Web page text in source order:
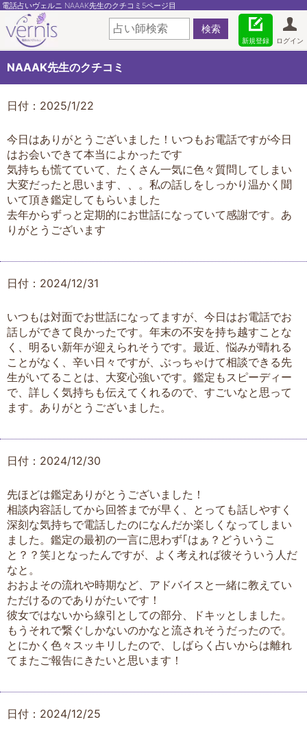
電話占いヴェルニ NAAAK先生のクチコミ5ページ目
ログイン
新規登録
NAAAK先生のクチコミ
日付：2025/1/22
今日はありがとうございました！いつもお電話ですが今日
はお会いできて本当によかったです
気持ちも慌てていて、たくさん一気に色々質問してしまい
大変だったと思います、、。私の話しをしっかり温かく聞
いて頂き鑑定してもらいました
去年からずっと定期的にお世話になっていて感謝です。あ
りがとうございます
日付：2024/12/31
いつもは対面でお世話になってますが、今日はお電話でお
話しができて良かったです。年末の不安を持ち越すことな
く、明るい新年が迎えられそうです。最近、悩みが晴れる
ことがなく、辛い日々ですが、ぶっちゃけて相談できる先
生がいてることは、大変心強いです。鑑定もスピーディー
で、詳しく気持ちも伝えてくれるので、すごいなと思って
ます。ありがとうございました。
日付：2024/12/30
先ほどは鑑定ありがとうございました！
相談内容話してから回答までが早く、とっても話しやすく
深刻な気持ちで電話したのになんだか楽しくなってしまい
ました。鑑定の最初の一言に思わず｢はぁ？どういうこ
と？？笑｣となったんですが、よく考えれば彼そういう人だ
なと。
おおよその流れや時期など、アドバイスと一緒に教えてい
ただけるのでありがたいです！
彼女ではないから線引としての部分、ドキッとしました。
もうそれで繋ぐしかないのかなと流されそうだったので。
とにかく色々スッキリしたので、しばらく占いからは離れ
てまたご報告にきたいと思います！
日付：2024/12/25